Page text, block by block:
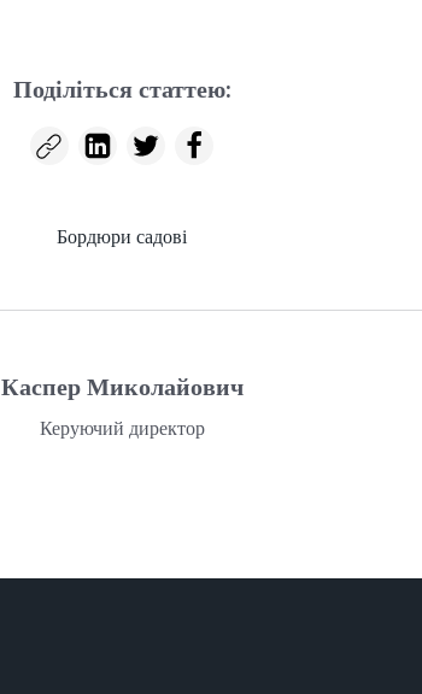
Поділіться статтею:
Бордюри садові
Каспер Миколайович
Керуючий директор